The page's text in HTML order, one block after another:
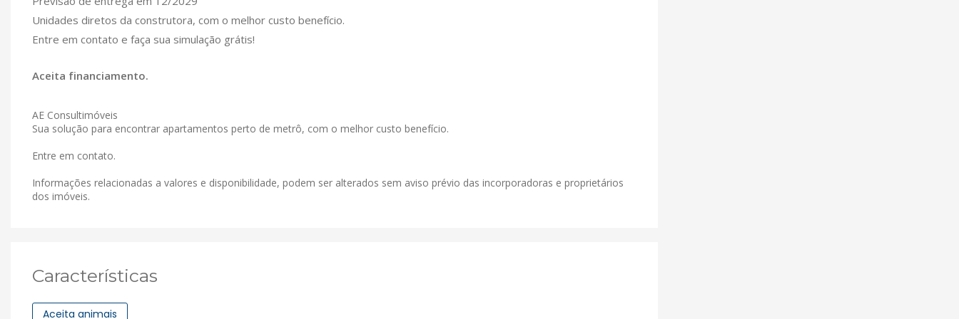
Unidades diretos da construtora, com o melhor custo benefício.
Entre em contato e faça sua simulação grátis!
Aceita financiamento.
AE Consultimóveis
Sua solução para encontrar apartamentos perto de metrô, com o melhor custo benefício.
Entre em contato.
Informações relacionadas a valores e disponibilidade, podem ser alterados sem aviso prévio das incorporadoras e proprietários
dos imóveis.
Características
Aceita animais